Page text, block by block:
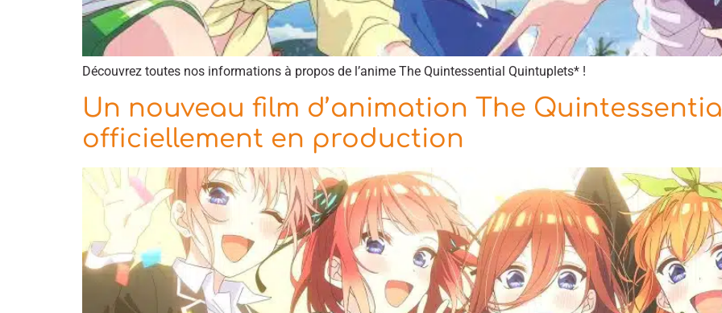
Découvrez toutes nos informations à propos de l’anime The Quintessential Quintuplets* !
Un nouveau film d’animation The
officiellement en production